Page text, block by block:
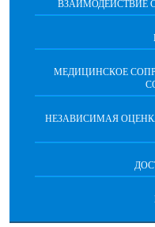
ВЗАИМОДЕЙСТВИЕ
МЕДИЦИНСКОЕ
НЕЗАВИСИМАЯ